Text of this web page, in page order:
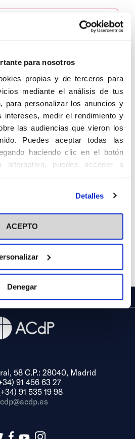
para nosotros
propias y de terceros para
mediante el análisis de tus
para personalizar los anuncios y
intereses, medir el rendimiento y
las audiencias que vieron los
Puedes aceptar todas las
haciendo clic en el botón
alternativa, puedes acceder a
y cambiar tus preferencias
Para más información puedes
Cookies
Detalles
ACEPTO
Denegar
Jornet Batalla,
Cándido
de
10/1914
de
Fecha de
defunción
Lugar de
defunción
58 C.P.: 28040, Madrid
91 456 63 27
91 535 19 98